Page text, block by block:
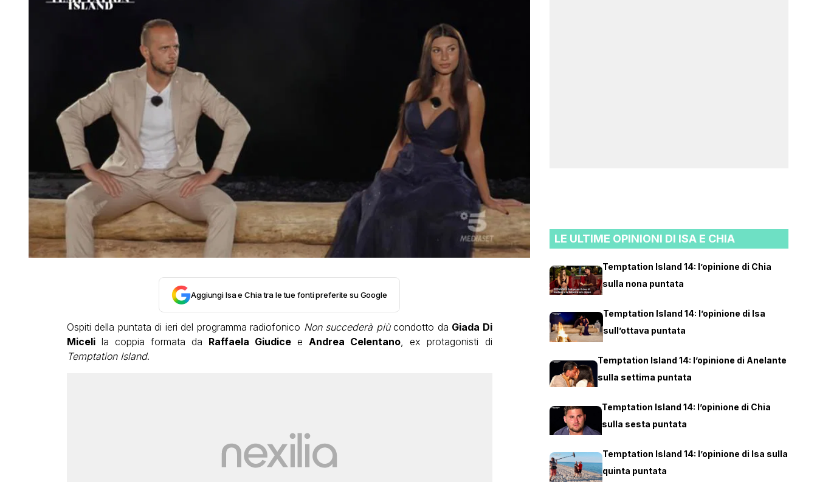
Aggiungi Isa e Chia tra le tue fonti preferite su Google
Ospiti della puntata di ieri del programma radiofonico Non succederà piùcondotto da Giada Di
Micelila coppia formata da Raffaela Giudice e Andrea Celentano , ex protagonisti di
Temptation Island.
LE ULTIME OPINIONI DI ISA E CHIA
Temptation Island 14: l’opinione di Chia
sulla nona puntata
Temptation Island 14: l’opinione di Isa
sull’ottava puntata
Temptation Island 14: l’opinione di Anelante
sulla settima puntata
Temptation Island 14: l’opinione di Chia
sulla sesta puntata
Temptation Island 14: l’opinione di Isa sulla
quinta puntata